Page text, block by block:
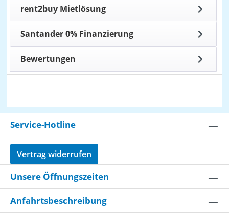
rent2buy Mietlösung
Santander 0% Finanzierung
Bewertungen
Service-Hotline
Vertrag widerrufen
Unsere Öffnungszeiten
Anfahrtsbeschreibung